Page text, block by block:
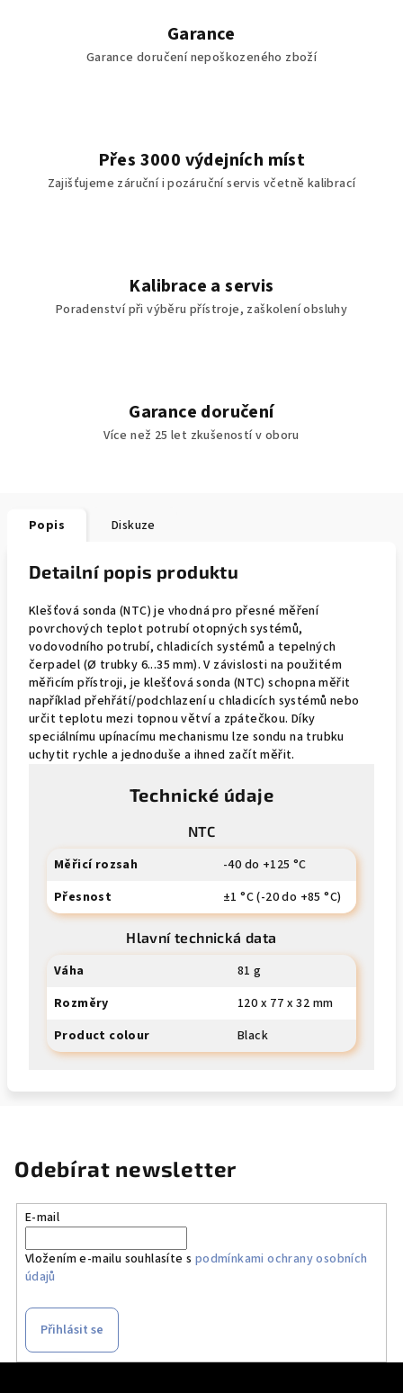
Garance
Garance doručení nepoškozeného zboží
Přes 3000 výdejních míst
Zajišťujeme záruční i pozáruční servis včetně kalibrací
Kalibrace a servis
Poradenství při výběru přístroje, zaškolení obsluhy
Garance doručení
Více než 25 let zkušeností v oboru
Popis Diskuze
Detailní popis produktu
Klešťová sonda (NTC) je vhodná pro přesné měření
povrchových teplot potrubí otopných systémů,
vodovodního potrubí, chladicích systémů a tepelných
čerpadel (Ø trubky 6...35 mm). V závislosti na použitém
měřicím přístroji, je klešťová sonda (NTC) schopna měřit
například přehřátí/podchlazení u chladicích systémů nebo
určit teplotu mezi topnou větví a zpátečkou. Díky
speciálnímu upínacímu mechanismu lze sondu na trubku
uchytit rychle a jednoduše a ihned začít měřit.
Technické údaje
NTC
Měřicí rozsah
-40 do +125 °C
Přesnost
±1 °C (-20 do +85 °C)
Hlavní technická data
Váha
81 g
Rozměry
120 x 77 x 32 mm
Product colour
Black
Odebírat newsletter
E-mail
Vložením e-mailu souhlasíte s podmínkami ochrany osobních
údajů
Přihlásit se